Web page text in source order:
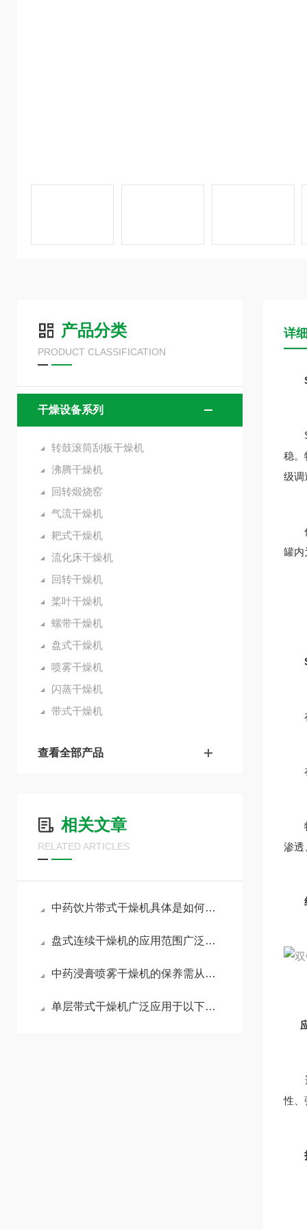
产品分类
PRODUCT CLASSIFICATION
干燥设备系列
转鼓滚筒刮板干燥机
沸腾干燥机
回转煅烧窑
气流干燥机
耙式干燥机
流化床干燥机
回转干燥机
桨叶干燥机
螺带干燥机
盘式干燥机
喷雾干燥机
闪蒸干燥机
带式干燥机
查看全部产品
相关文章
RELATED ARTICLES
中药饮片带式干燥机具体是如何操作的呢？
盘式连续干燥机的应用范围广泛，涵盖多个行业和领域
中药浸膏喷雾干燥机的保养需从以下方面入手
单层带式干燥机广泛应用于以下领域
详
稳。
级调
作
罐内
在
在
物
渗透
应
适
性、